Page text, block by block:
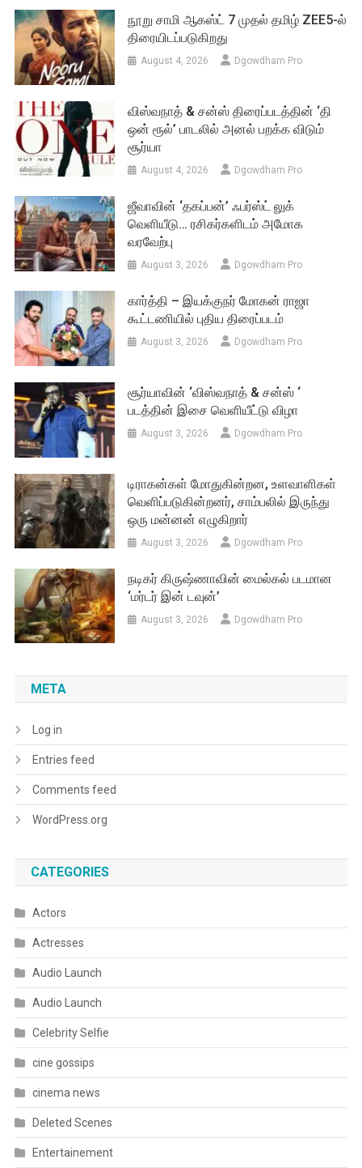
நூறு சாமி ஆகஸ்ட் 7 முதல் தமிழ் ZEE5-ல்
திரையிடப்படுகிறது
August 4, 2026 Dgowdham Pro
விஸ்வநாத் & சன்ஸ் திரைப்படத்தின் ‘தி
ஒன் ரூல்’ பாடலில் அனல் பறக்க விடும்
சூர்யா
August 4, 2026 Dgowdham Pro
ஜீவாவின் ‘தகப்பன்’ ஃபர்ஸ்ட் லுக்
வெளியீடு… ரசிகர்களிடம் அமோக
வரவேற்பு
August 3, 2026 Dgowdham Pro
கார்த்தி – இயக்குநர் மோகன் ராஜா
கூட்டணியில் புதிய திரைப்படம்
August 3, 2026 Dgowdham Pro
சூர்யாவின் ‘விஸ்வநாத் & சன்ஸ் ‘
படத்தின் இசை வெளியீட்டு விழா
August 3, 2026 Dgowdham Pro
டிராகன்கள் மோதுகின்றன, உளவாளிகள்
வெளிப்படுகின்றனர், சாம்பலில் இருந்து
ஒரு மன்னன் எழுகிறார்
August 3, 2026 Dgowdham Pro
நடிகர் கிருஷ்ணாவின் மைல்கல் படமான
‘மர்டர் இன் டவுன்’
August 3, 2026 Dgowdham Pro
META
Log in
Entries feed
Comments feed
WordPress.org
CATEGORIES
Actors
Actresses
Audio Launch
Audio Launch
Celebrity Selfie
cine gossips
cinema news
Deleted Scenes
Entertainement